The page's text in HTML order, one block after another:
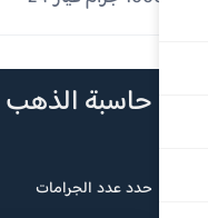
حاسبة الذهب
حدد عدد الجرامات